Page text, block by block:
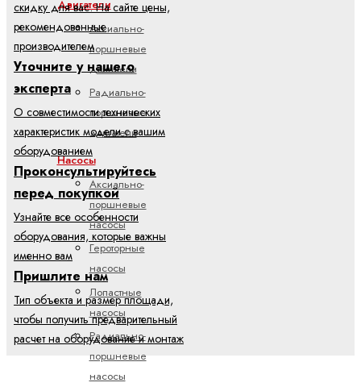
Двигатели
Аксиально-
поршневые
двигатели
Радиально-
поршневые
двигатели
Насосы
Аксиально-
поршневые
насосы
Героторные
насосы
Лопастные
насосы
Радиально-
поршневые
насосы
скидку для вас. На сайте цены,
рекомендованные
производителем
Уточните у нашего
эксперта
О совместимости технических
характеристик модели с вашим
оборудованием
Проконсультируйтесь
перед покупкой
Узнайте все особенности
оборудования, которые важны
именно вам
Пришлите нам
Тип объекта и размер площади,
чтобы получить предварительный
расчет на оборудование и монтаж